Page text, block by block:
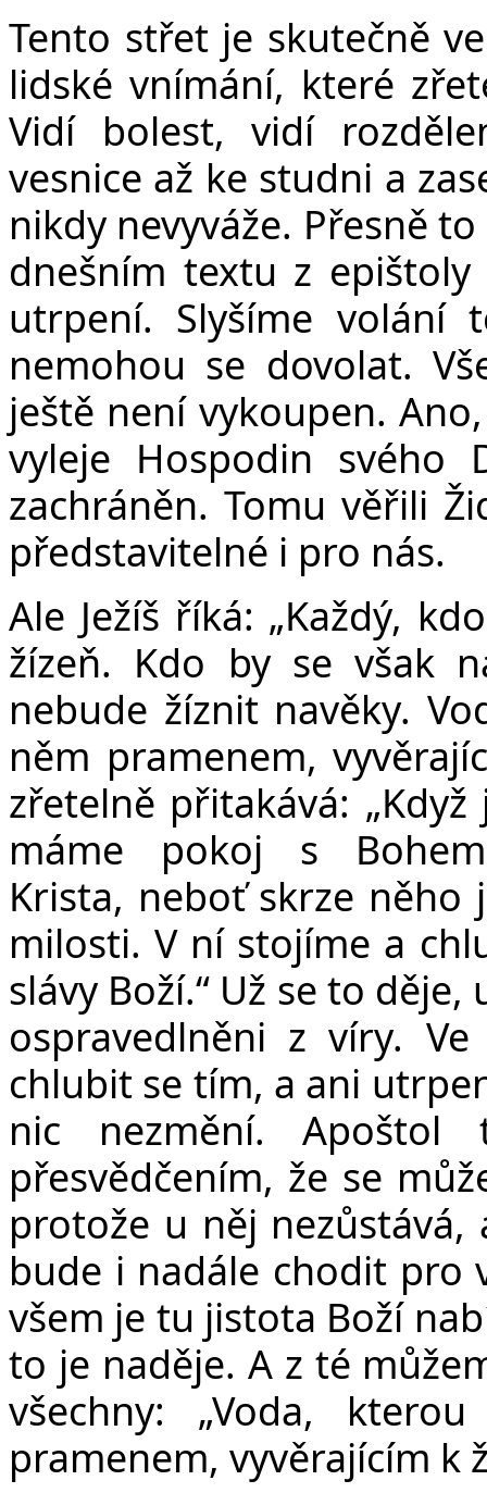
Tento střet je skutečně
lidské vnímání, které
Vidí bolest, vidí
vesnice až ke studni a
nikdy nevyváže. Přesně
dnešním textu z
utrpení. Slyšíme volání
nemohou se dovolat.
ještě není vykoupen.
vyleje Hospodin svého
zachráněn. Tomu věřili
představitelné i pro nás.
Ale Ježíš říká: „Každý,
žízeň. Kdo by se však
nebude žíznit navěky.
něm pramenem,
zřetelně přitakává:
máme pokoj s
Krista, neboť skrze
milosti. V ní stojíme a
slávy Boží.“ Už se to
ospravedlněni z víry.
chlubit se tím, a ani
nic nezmění. Apoštol
přesvědčením, že se
protože u něj nezůstává,
bude i nadále chodit pro
všem je tu jistota Boží
to je naděje. A z té
všechny: „Voda,
pramenem, vyvěrajícím k